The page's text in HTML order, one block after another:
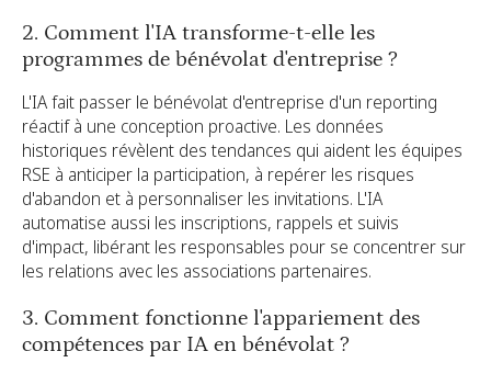
2. Comment l'IA transforme-t-elle les
programmes de bénévolat d'entreprise ?
L'IA fait passer le bénévolat d'entreprise d'un reporting
réactif à une conception proactive. Les données
historiques révèlent des tendances qui aident les équipes
RSE à anticiper la participation, à repérer les risques
d'abandon et à personnaliser les invitations. L'IA
automatise aussi les inscriptions, rappels et suivis
d'impact, libérant les responsables pour se concentrer sur
les relations avec les associations partenaires.
3. Comment fonctionne l'appariement des
compétences par IA en bénévolat ?